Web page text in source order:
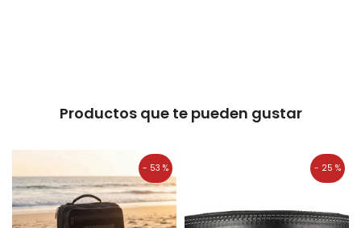
Productos que te pueden gustar
- 53 % - 25 %